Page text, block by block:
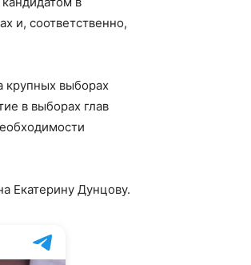
и, соответственно,
крупных выборах
в выборах глав
Екатерину Дунцову.